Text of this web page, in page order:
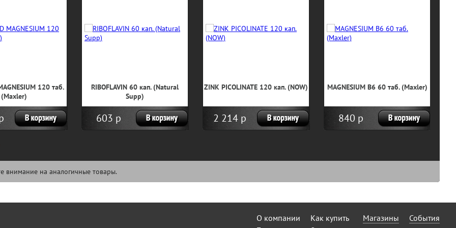
120 таб.
(Maxler)
RIBOFLAVIN 60 кап. (Natural
Supp)
603 р
ZINK PICOLINATE 120 кап. (NOW)
2 214 р
MAGNESIUM B6 60 таб. (Maxler)
840 р
внимание на аналогичные товары.
О компании Как купить Магазины События